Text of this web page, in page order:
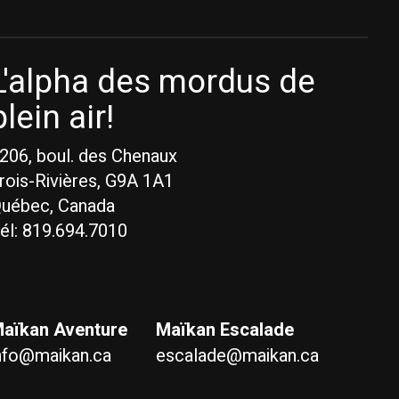
des mordus de
air!
boul. des Chenaux
Rivières, G9A 1A1
Canada
819.694.7010
Aventure
Maïkan Escalade
escalade@maikan.ca